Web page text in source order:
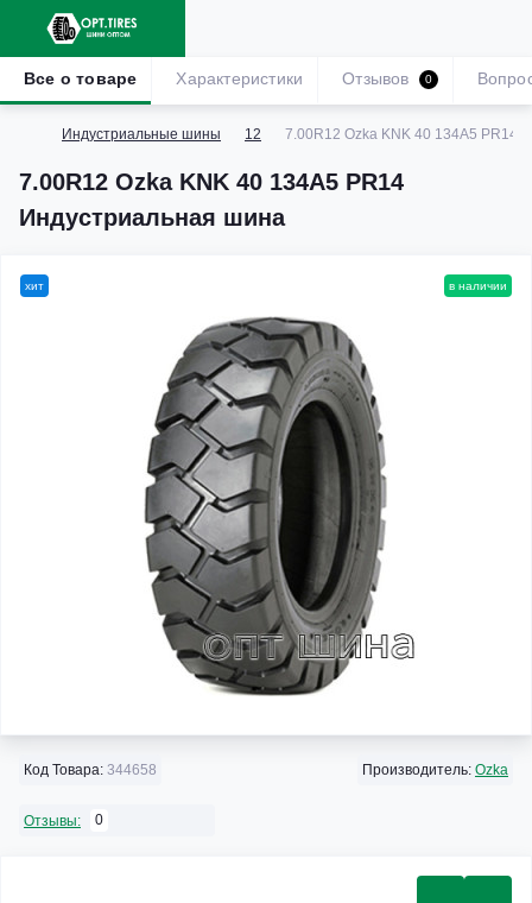
Индустриальные шины 12 7.00R12 Ozka KNK 40 134A5 PR14
7.00R12 Ozka KNK 40 134A5 PR14
Индустриальная шина
Все о товаре Характеристики Отзывов 0
хит в наличии
Код Товара: 344658 Производитель: Ozka
Отзывы: 0